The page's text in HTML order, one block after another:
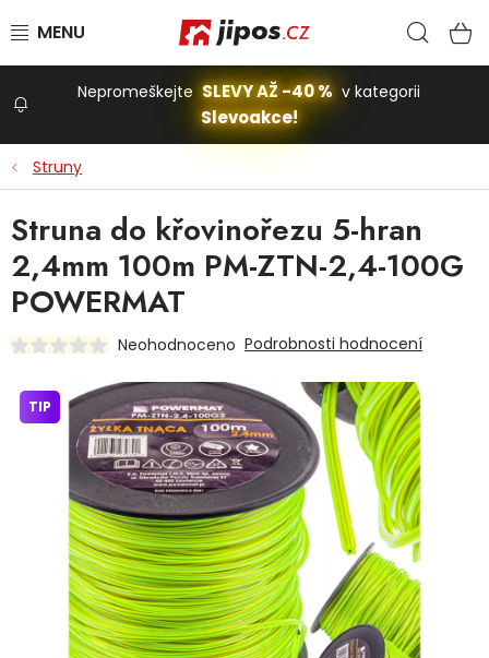
Stavba a dům
Dílna
Domácnost
Dětská hřiště
Autodoplňky
Vánoce
Nepromeškejte SLEVY AŽ -40 % v kategorii
Slevoakce!
Struny
Struna do křovinořezu 5-hran
2,4mm 100m PM-ZTN-2,4-100G
POWERMAT
Neohodnoceno Podrobnosti hodnocení
TIP